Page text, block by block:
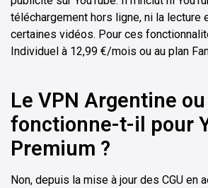
téléchargement hors ligne, ni la lecture
certaines vidéos. Pour ces
Individuel à 12,99 €/mois ou au plan
Le VPN Argentine
fonctionne-t-il pour
Premium ?
Non, depuis la mise à jour des CGU en